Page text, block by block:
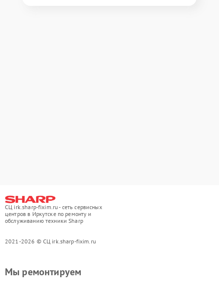
СЦ irk.sharp-fixim.ru - сеть сервисных
центров в Иркутске по ремонту и
обслуживанию техники Sharp
2021-2026 © СЦ irk.sharp-fixim.ru
Мы ремонтируем